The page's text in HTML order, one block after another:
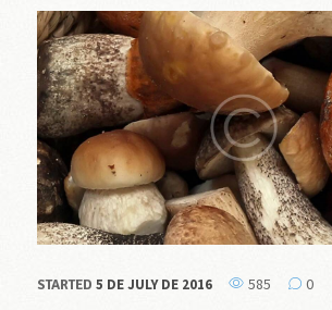
STARTED 5 DE JULY DE 2016 585 0